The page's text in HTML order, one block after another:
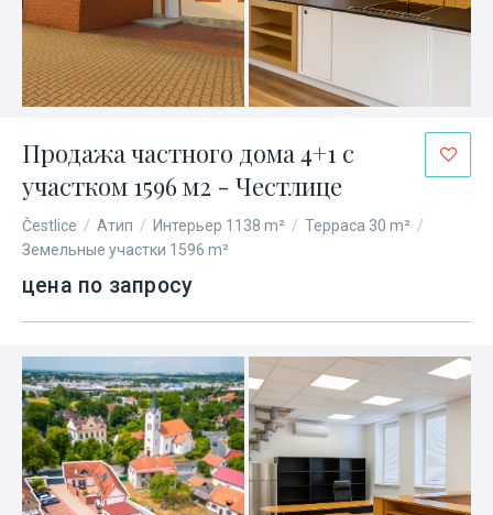
Продажа частного дома 4+1 с
участком 1596 м2 - Честлице
Čestlice / Атип / Интерьер 1138 m² / Терраса 30 m² /
Земельные участки 1596 m²
цена по запросу